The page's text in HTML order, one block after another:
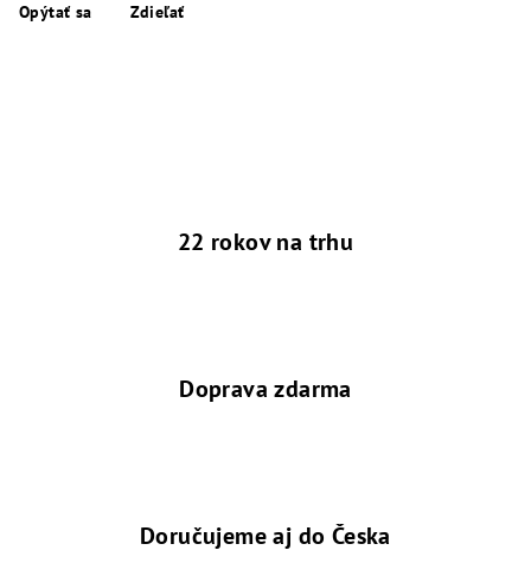
Opýtať sa Zdieľať
22 rokov na trhu
Doprava zdarma
Doručujeme aj do Česka